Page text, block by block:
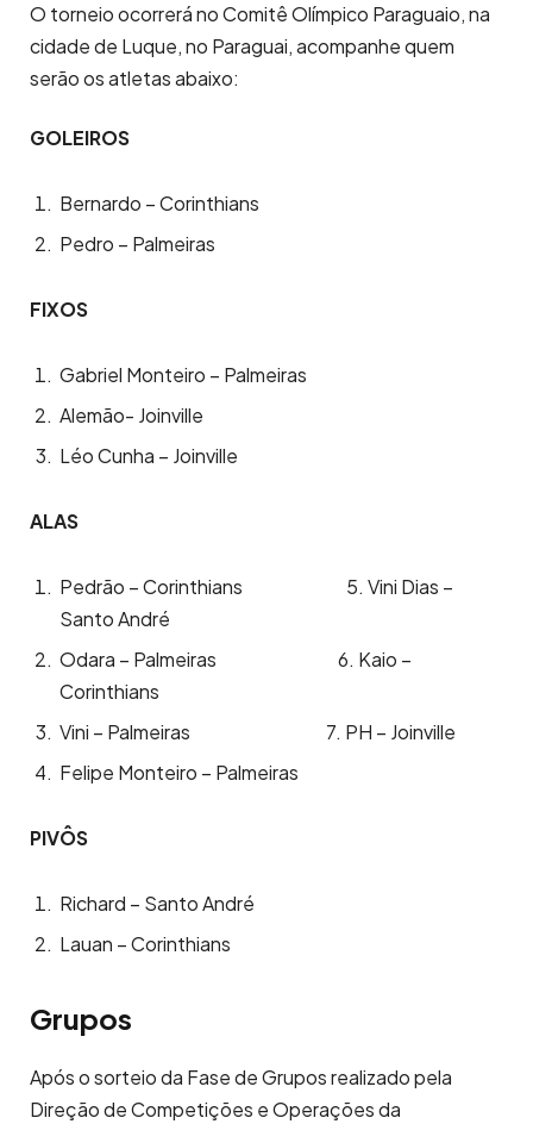
O torneio ocorrerá no Comitê Olímpico Paraguaio, na
cidade de Luque, no Paraguai, acompanhe quem
serão os atletas abaixo:
GOLEIROS
Bernardo – Corinthians
Pedro – Palmeiras
FIXOS
Gabriel Monteiro – Palmeiras
Alemão- Joinville
Léo Cunha – Joinville
ALAS
Pedrão – Corinthians 5. Vini Dias –
Santo André
Odara – Palmeiras 6. Kaio –
Corinthians
Vini – Palmeiras 7. PH – Joinville
Felipe Monteiro – Palmeiras
PIVÔS
Richard – Santo André
Lauan – Corinthians
Grupos
Após o sorteio da Fase de Grupos realizado pela
Direção de Competições e Operações da